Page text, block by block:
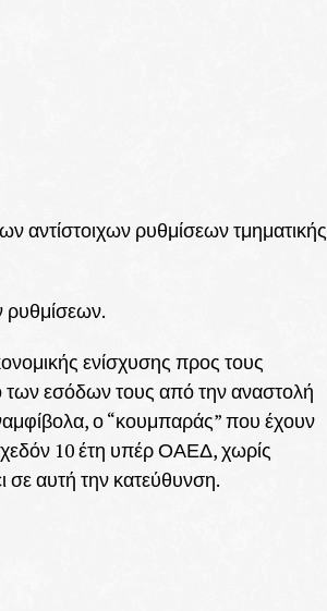
αντίστοιχων ρυθμίσεων τμηματικής
ρυθμίσεων.
ενίσχυσης προς τους
των εσόδων τους από την αναστολή
ο “κουμπαράς” που έχουν
10 έτη υπέρ ΟΑΕΔ, χωρίς
σε αυτή την κατεύθυνση.